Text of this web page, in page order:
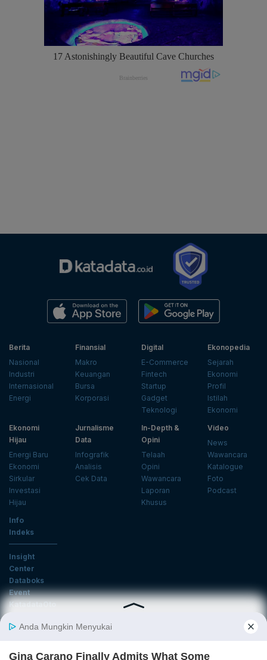
Berita
Nasional
Industri
Internasional
Energi
Finansial
Makro
Keuangan
Bursa
Korporasi
Digital
E-Commerce
Fintech
Startup
Gadget
Teknologi
Ekonopedia
Sejarah
Ekonomi
Profil
Istilah
Ekonomi
Ekonomi
Hijau
Energi Baru
Ekonomi
Sirkular
Investasi
Hijau
Jurnalisme
Data
Infografik
Analisis
Cek Data
In-Depth &
Opini
Telaah
Opini
Wawancara
Laporan
Khusus
Video
News
Wawancara
Katalogue
Foto
Podcast
Info
Indeks
Insight
Center
Databoks
Event
KatadataOto
Email